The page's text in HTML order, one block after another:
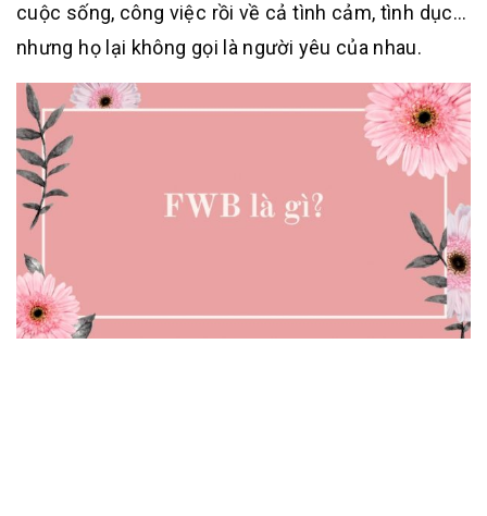
cuộc sống, công việc rồi về cả tình cảm, tình dục…
nhưng họ lại không gọi là người yêu của nhau.